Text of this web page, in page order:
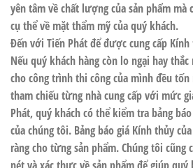
yên tâm về chất lượng của sản phẩm mà
cụ thể về mặt thẩm mỹ của quý khách.
Đến với Tiến Phát để được cung cấp
Nếu quý khách hàng còn lo ngại hay
cho công trình thi công của mình đều
tham chiếu từng nhà cung cấp với mức
Phát, quý khách có thể kiểm tra bảng
của chúng tôi. Bảng báo giá Kính thủy
ràng cho từng sản phẩm. Chúng tôi cũng